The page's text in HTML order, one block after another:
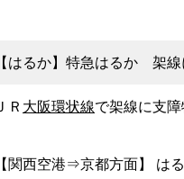
【はるか】特急はるか 架
ＪＲ 大阪環状線で架線に支
【関西空港⇒京都方面】 は